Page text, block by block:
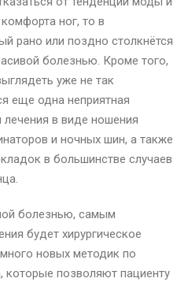
ног, то в
рано или поздно столкнётся
болезнью. Кроме того,
уже не так
еще одна неприятная
в виде ношения
и ночных шин, а также
в большинстве случаев
болезнью, самым
будет хирургическое
новых методик по
позволяют пациенту